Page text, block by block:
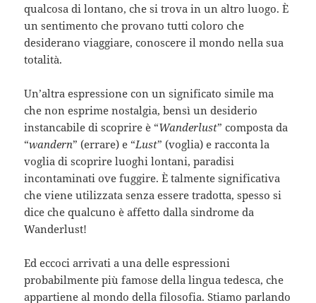
qualcosa di lontano, che si trova in un altro luogo. È
un sentimento che provano tutti coloro che
desiderano viaggiare, conoscere il mondo nella sua
totalità.
Un’altra espressione con un significato simile ma
che non esprime nostalgia, bensì un desiderio
instancabile di scoprire è “Wanderlust” composta da
“wandern” (errare) e “Lust” (voglia) e racconta la
voglia di scoprire luoghi lontani, paradisi
incontaminati ove fuggire. È talmente significativa
che viene utilizzata senza essere tradotta, spesso si
dice che qualcuno è affetto dalla sindrome da
Wanderlust!
Ed eccoci arrivati a una delle espressioni
probabilmente più famose della lingua tedesca, che
appartiene al mondo della filosofia. Stiamo parlando